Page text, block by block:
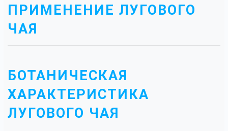
ПРИМЕНЕНИЕ ЛУГОВОГО
ЧАЯ
БОТАНИЧЕСКАЯ
ХАРАКТЕРИСТИКА
ЛУГОВОГО ЧАЯ